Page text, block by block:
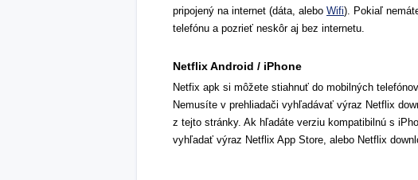
pripojený na internet (dáta, alebo Wifi). Pokiaľ
telefónu a pozrieť neskôr aj bez internetu.
Netflix Android / iPhone
Netfix apk si môžete stiahnuť do mobilných
Nemusíte v prehliadači vyhľadávať výraz Netflix
z tejto stránky. Ak hľadáte verziu kompatibilnú s
vyhľadať výraz Netflix App Store, alebo Netflix